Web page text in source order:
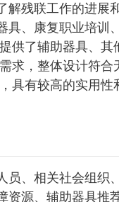
残联工作的进展
、康复职业培训
供了辅助器具、
求，整体设计符
具有较高的实用
、相关社会组织
源、辅助器具推